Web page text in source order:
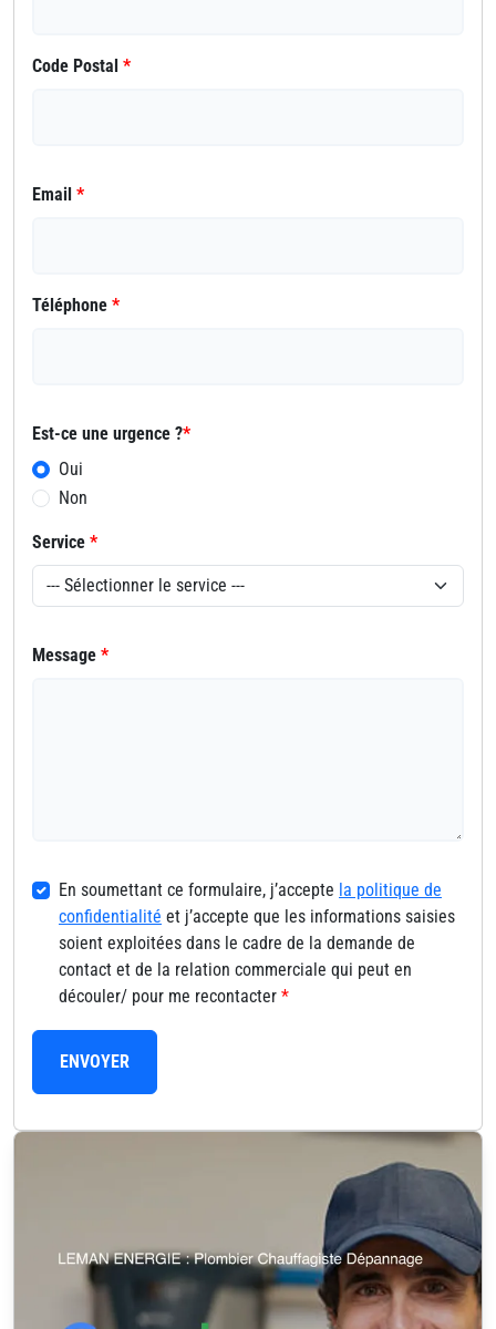
Code Postal *
Email *
Téléphone *
Est-ce une urgence ?*
Oui
Non
Service *
Message *
En soumettant ce formulaire, j’accepte la politique de
confidentialité et j’accepte que les informations saisies
soient exploitées dans le cadre de la demande de
contact et de la relation commerciale qui peut en
découler/ pour me recontacter *
ENVOYER